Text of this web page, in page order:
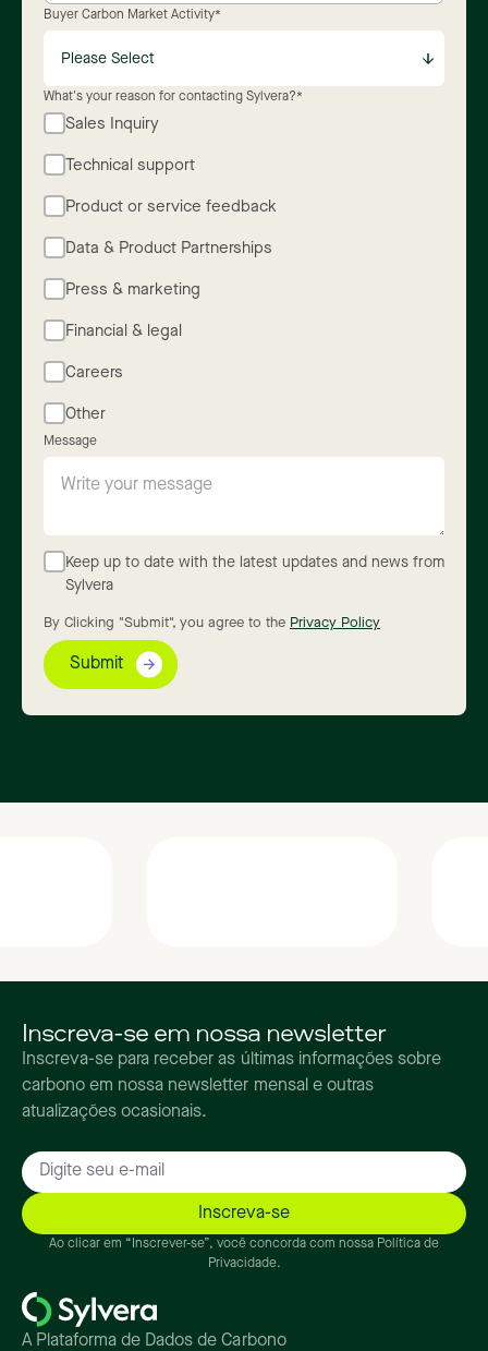
Buyer Carbon Market Activity*
What's your reason for contacting Sylvera?*
Sales Inquiry
Technical support
Product or service feedback
Data & Product Partnerships
Press & marketing
Financial & legal
Careers
Other
Message
Keep up to date with the latest updates and news from
Sylvera
By Clicking "Submit", you agree to the Privacy Policy
Inscreva-se em nossa newsletter
Inscreva-se para receber as últimas informações sobre
carbono em nossa newsletter mensal e outras
atualizações ocasionais.
Ao clicar em “Inscrever-se”, você concorda com nossa Política de
Privacidade.
A Plataforma de Dados de Carbono